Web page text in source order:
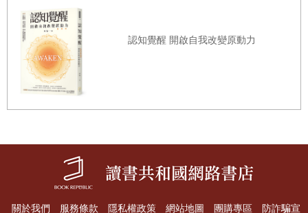
▋第5章
談判的成功關鍵在於暗示與說服！
反向作用／還想再吃！有時欲望是經由外在刺激而產生
很多人減肥中途失敗是因為抵抗不了「誘惑」。當某個
認知覺醒 開啟自我改變原動力
關於我們 服務條款 隱私權政策 網站地圖 團購專區 防詐騙宣